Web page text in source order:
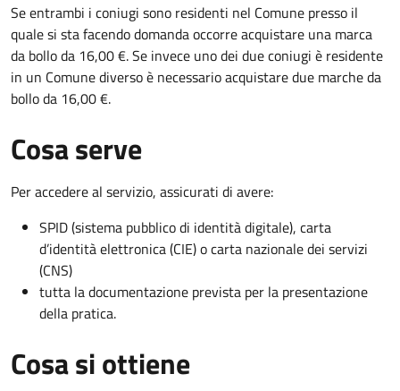
Se entrambi i coniugi sono residenti nel Comune presso il
quale si sta facendo domanda occorre acquistare una marca
da bollo da 16,00 €. Se invece uno dei due coniugi è residente
in un Comune diverso è necessario acquistare due marche da
bollo da 16,00 €.
Cosa serve
Per accedere al servizio, assicurati di avere:
SPID (sistema pubblico di identità digitale), carta
d’identità elettronica (CIE) o carta nazionale dei servizi
(CNS)
tutta la documentazione prevista per la presentazione
della pratica.
Cosa si ottiene